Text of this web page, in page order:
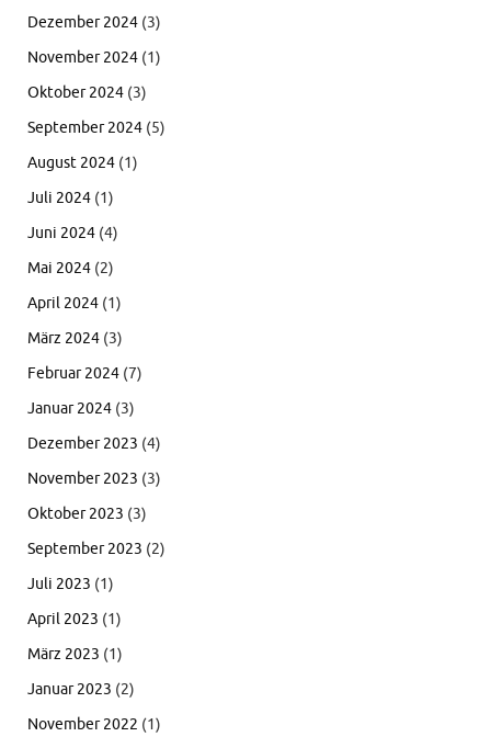
Dezember 2024 (3)
November 2024 (1)
Oktober 2024 (3)
September 2024 (5)
August 2024 (1)
Juli 2024 (1)
Juni 2024 (4)
Mai 2024 (2)
April 2024 (1)
März 2024 (3)
Februar 2024 (7)
Januar 2024 (3)
Dezember 2023 (4)
November 2023 (3)
Oktober 2023 (3)
September 2023 (2)
Juli 2023 (1)
April 2023 (1)
März 2023 (1)
Januar 2023 (2)
November 2022 (1)